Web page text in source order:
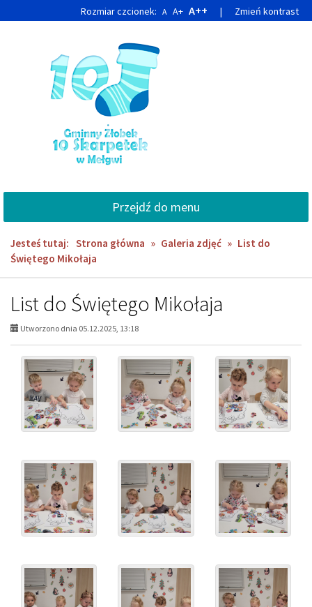
do
do
Rozmiar czcionek: A A+ A++ | Zmień kontrast
Przejdź do menu
Jesteś tutaj: Strona główna » Galeria zdjęć » List do
Świętego Mikołaja
List do Świętego Mikołaja
Utworzono dnia 05.12.2025, 13:18